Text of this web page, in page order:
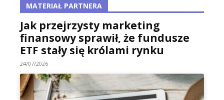
MATERIAŁ PARTNERA
Jak przejrzysty marketing
finansowy sprawił, że fundusze
ETF stały się królami rynku
24/07/2026